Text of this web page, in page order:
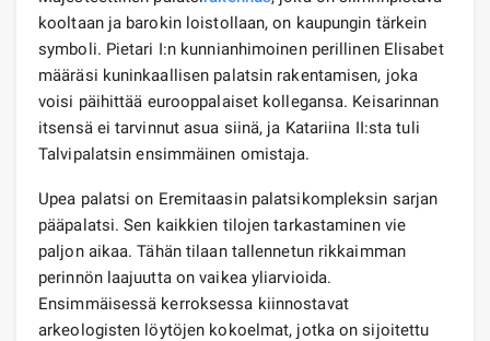
kooltaan ja barokin loistollaan, on kaupungin tärkein
symboli. Pietari I:n kunnianhimoinen perillinen Elisabet
määräsi kuninkaallisen palatsin rakentamisen, joka
voisi päihittää eurooppalaiset kollegansa. Keisarinnan
itsensä ei tarvinnut asua siinä, ja Katariina II:sta tuli
Talvipalatsin ensimmäinen omistaja.
Upea palatsi on Eremitaasin palatsikompleksin sarjan
pääpalatsi. Sen kaikkien tilojen tarkastaminen vie
paljon aikaa. Tähän tilaan tallennetun rikkaimman
perinnön laajuutta on vaikea yliarvioida.
Ensimmäisessä kerroksessa kiinnostavat
arkeologisten löytöjen kokoelmat, jotka on sijoitettu